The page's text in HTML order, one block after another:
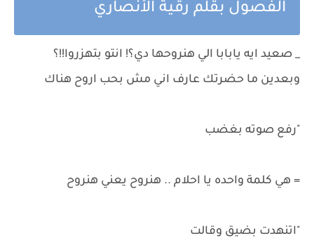
الفصول بقلم رقية الأنصاري
_ صعيد ايه يابابا الي هنروحها دي؟! انتو بتهزروا!!؟
وبعدين ما حضرتك عارف اني مش بحب اروح هناك
"رفع صوته بغضب
= هي كلمة واحده يا احلام .. هنروح يعني هنروح
"اتنهدت بضيق وقالت